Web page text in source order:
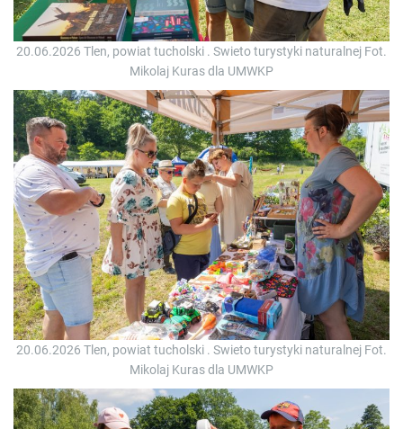
20.06.2026 Tlen, powiat tucholski . Swieto turystyki naturalnej Fot.
Mikolaj Kuras dla UMWKP
20.06.2026 Tlen, powiat tucholski . Swieto turystyki naturalnej Fot.
Mikolaj Kuras dla UMWKP